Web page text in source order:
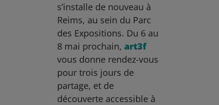
s’installe de nouveau à
Reims, au sein du Parc
des Expositions. Du 6 au
8 mai prochain,art3f
vous donne rendez-vous
pour trois jours de
partage, et de
découverte accessible à